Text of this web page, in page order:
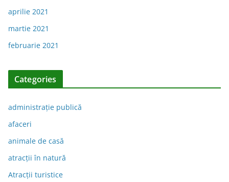
aprilie 2021
martie 2021
februarie 2021
Categories
administraţie publică
afaceri
animale de casă
atracții în natură
Atracții turistice